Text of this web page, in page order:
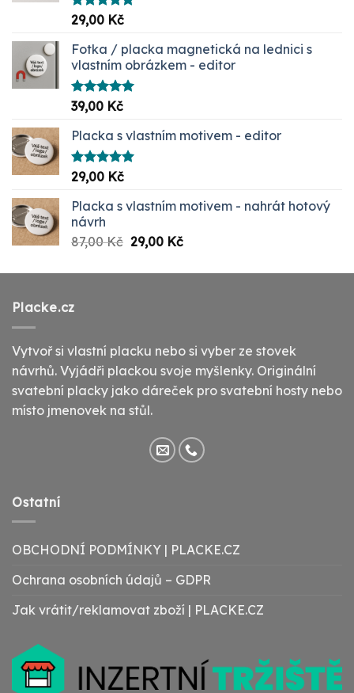
Hodnocení
5.00
29,00 Kč
Fotka / placka magnetická na lednici s
vlastním obrázkem - editor
Hodnocení
5.00
39,00 Kč
Placka s vlastním motivem - editor
Hodnocení
5.00
29,00 Kč
Placka s vlastním motivem - nahrát hotový
návrh
87,00Kč Původní
byla:
29,00 KčAktuální
je:
Placke.cz
Vytvoř si vlastní placku nebo si vyber ze stovek
návrhů. Vyjádři plackou svoje myšlenky. Originální
svatební placky jako dáreček pro svatební hosty nebo
místo jmenovek na stůl.
Ostatní
OBCHODNÍ PODMÍNKY | PLACKE.CZ
Ochrana osobních údajů – GDPR
Jak vrátit/reklamovat zboží | PLACKE.CZ